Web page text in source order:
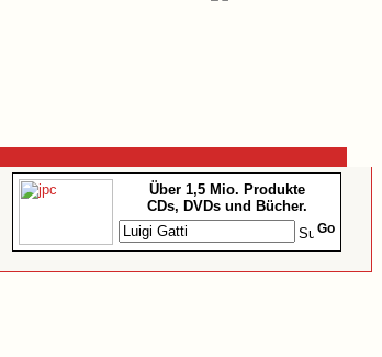
Über 1,5 Mio. Produkte
CDs, DVDs und Bücher.
Go